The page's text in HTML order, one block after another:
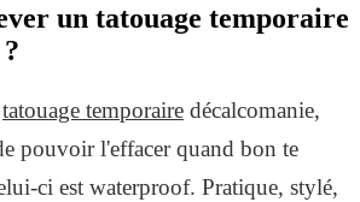
un tatouage temporaire
tatouage temporaire décalcomanie,
pouvoir l'effacer quand bon te
ci est waterproof. Pratique, stylé,